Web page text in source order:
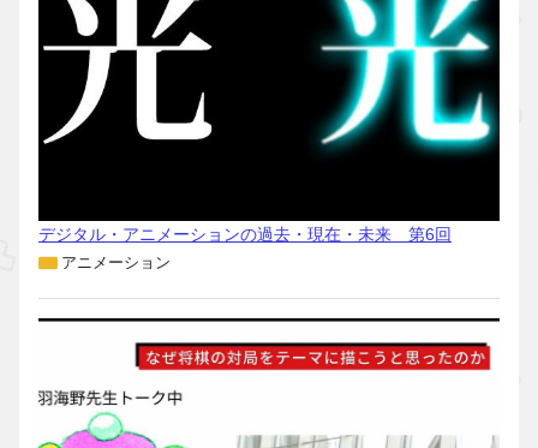
デジタル・アニメーションの過去・現在・未来 第6回
アニメーション